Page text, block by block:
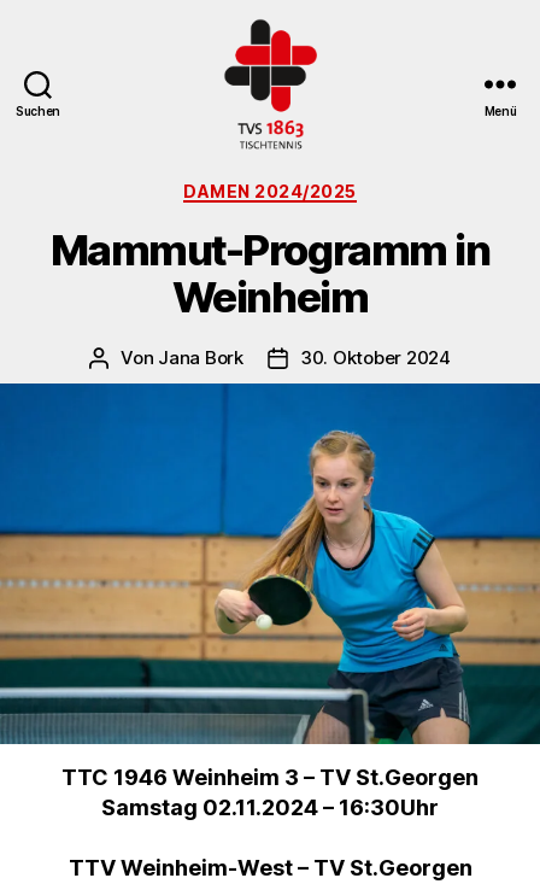
Suchen
St.
Tischtennisabteilung
Menü
Kategorien
DAMEN 2024/2025
Mammut-Programm in
Weinheim
Beitragsautor
Von Jana Bork Veröffentlichungsdatum
30. Oktober 2024
TTC 1946 Weinheim 3 – TV St.Georgen
Samstag 02.11.2024 – 16:30Uhr
TTV Weinheim-West – TV St.Georgen